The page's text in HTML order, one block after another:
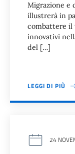
Migrazione e
illustrerà in
combattere il
innovativi
del […]
LEGGI DI PIÙ
24